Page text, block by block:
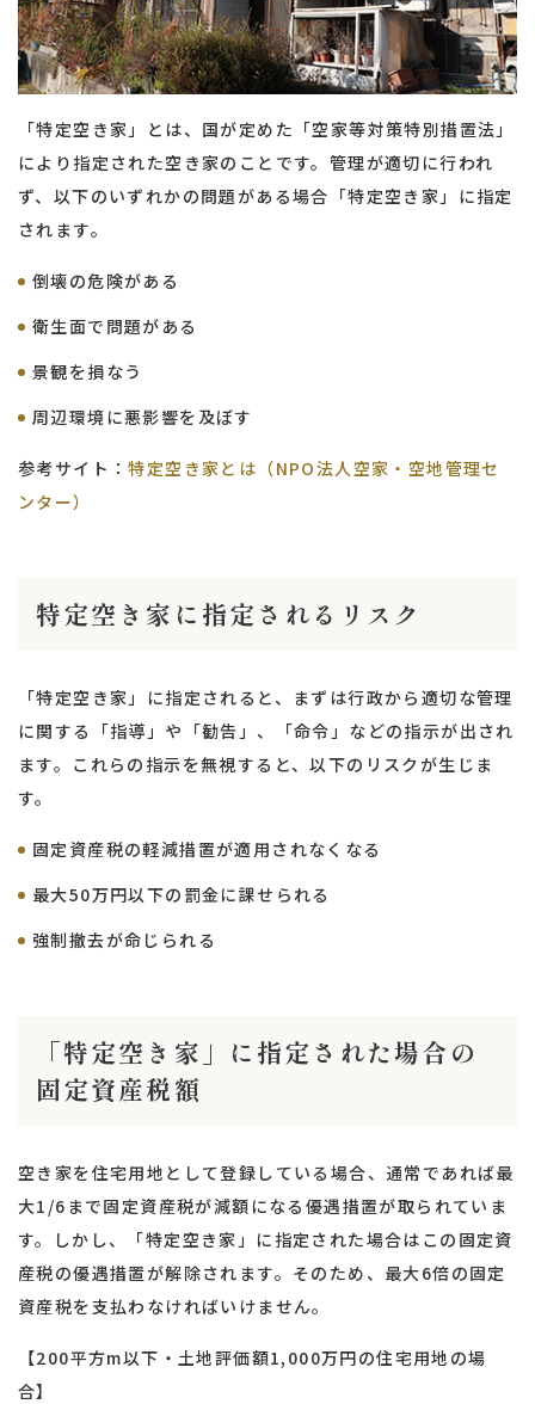
「特定空き家」とは、国が定めた「空家等対策特別措置法」
により指定された空き家のことです。管理が適切に行われ
ず、以下のいずれかの問題がある場合「特定空き家」に指定
されます。
倒壊の危険がある
衛生面で問題がある
景観を損なう
周辺環境に悪影響を及ぼす
参考サイト：特定空き家とは（NPO法人空家・空地管理セ
ンター）
特定空き家に指定されるリスク
「特定空き家」に指定されると、まずは行政から適切な管理
に関する「指導」や「勧告」、「命令」などの指示が出され
ます。これらの指示を無視すると、以下のリスクが生じま
す。
固定資産税の軽減措置が適用されなくなる
最大50万円以下の罰金に課せられる
強制撤去が命じられる
「特定空き家」に指定された場合の
固定資産税額
空き家を住宅用地として登録している場合、通常であれば最
大1/6まで固定資産税が減額になる優遇措置が取られていま
す。しかし、「特定空き家」に指定された場合はこの固定資
産税の優遇措置が解除されます。そのため、最大6倍の固定
資産税を支払わなければいけません。
【200平方m以下・土地評価額1,000万円の住宅用地の場
合】